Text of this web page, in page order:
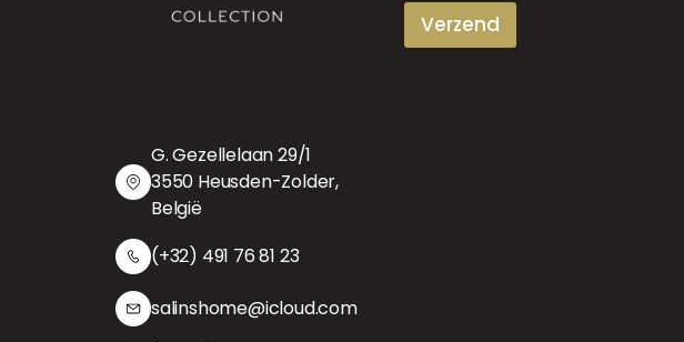
G. Gezellelaan 29/1
3550 Heusden-Zolder,
België
(+32) 491 76 81 23
salinshome@icloud.com
Verzend